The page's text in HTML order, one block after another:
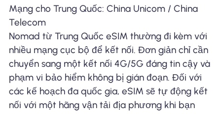
Mạng cho Trung Quốc: China Unicom / China
Telecom
Nomad từ Trung Quốc eSIM thường đi kèm với
nhiều mạng cục bộ để kết nối. Đơn giản chỉ cần
chuyển sang một kết nối 4G/5G đáng tin cậy và
phạm vi bảo hiểm không bị gián đoạn. Đối với
các kế hoạch đa quốc gia, eSIM sẽ tự động kết
nối với một hãng vận tải địa phương khi bạn